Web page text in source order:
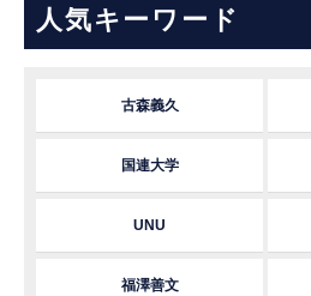
人気キーワード
古森義久
国連大学
UNU
福澤善文